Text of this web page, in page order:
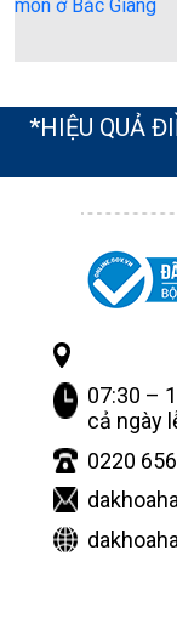
*HIỆU QUẢ
07:30 –
cả ngày
0220